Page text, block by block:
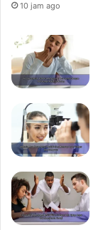
10 jam ago